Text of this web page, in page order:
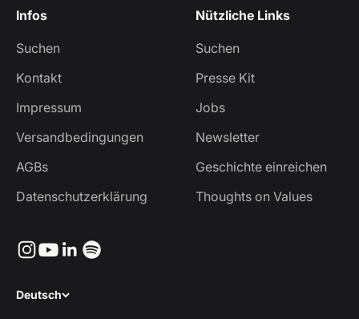
Infos
Suchen
Kontakt
Impressum
Versandbedingungen
AGBs
Datenschutzerklärung
Nützliche Links
Suchen
Presse Kit
Jobs
Newsletter
Geschichte einreichen
Thoughts on Values
Deutsch